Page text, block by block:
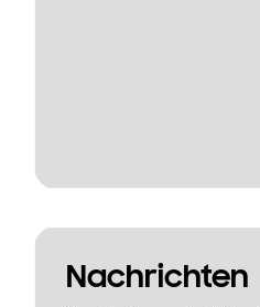
Nachrichten